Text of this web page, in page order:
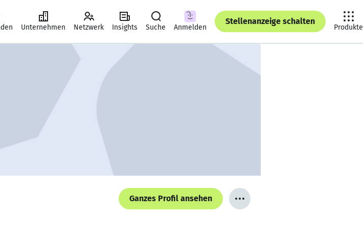
Unternehmen Netzwerk Insights Suche Anmelden
Stellenanzeige schalten
Produkte
Ganzes Profil ansehen